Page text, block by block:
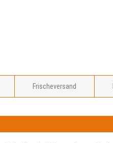
Frischeversand